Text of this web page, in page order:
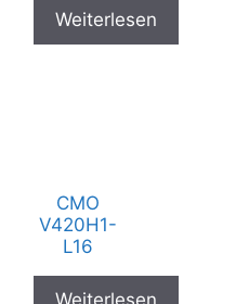
Weiterlesen
CMO
V420H1-
L16
Weiterlesen